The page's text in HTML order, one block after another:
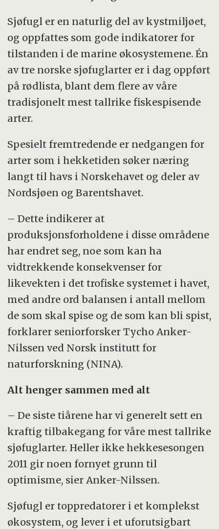
integrert del av SEAPOP-programmet, med
økonomisk støtte fra norske
miljømyndigheter og oljeindustrien.
En rekke andre aktører deltar i feltarbeidet,
bl.a. Norsk Ornitologisk Forening, Statens
naturoppsyn, Fylkesmannsetaten,
Sysselmannen på Svalbard og mange
Den tyngste innsatsen i SEAPOP er å
etablere og vedlikeholde langsiktige
dataserier som beskriver
populasjonsdynamikken til et geografisk og
økologisk representativt utvalg av våre
sjøfuglbestander.
Denne kunnskapen er bl.a. nødvendig for å
kunne skille effekter av menneskets
påvirkninger fra naturlige endringer og for å
lage pålitelige prognoser for bestandenes
utvikling og restitusjonsevne.
Sjøfugl er en naturlig del av kystmiljøet,
og oppfattes som gode indikatorer for
tilstanden i de marine økosystemene. Én
av tre norske sjøfuglarter er i dag oppført
på rødlista, blant dem flere av våre
tradisjonelt mest tallrike fiskespisende
arter.
Spesielt fremtredende er nedgangen for
arter som i hekketiden søker næring
langt til havs i Norskehavet og deler av
Nordsjøen og Barentshavet.
– Dette indikerer at
produksjonsforholdene i disse områdene
har endret seg, noe som kan ha
vidtrekkende konsekvenser for
likevekten i det trofiske systemet i havet,
med andre ord balansen i antall mellom
de som skal spise og de som kan bli spist,
forklarer seniorforsker Tycho Anker-
Nilssen ved Norsk institutt for
naturforskning (NINA).
Alt henger sammen med alt
– De siste tiårene har vi generelt sett en
kraftig tilbakegang for våre mest tallrike
sjøfuglarter. Heller ikke hekkesesongen
2011 gir noen fornyet grunn til
optimisme, sier Anker-Nilssen.
Sjøfugl er toppredatorer i et komplekst
økosystem, og lever i et uforutsigbart